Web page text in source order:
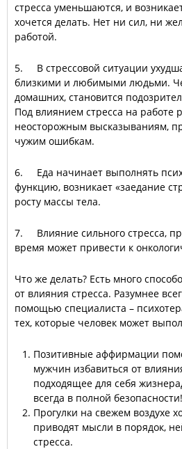
стресса уменьшаются, и
хочется делать. Нет ни сил, ни
работой.
5. В стрессовой ситуации
близкими и любимыми людьми.
домашних, становится
Под влиянием стресса на работе
неосторожным высказываниям,
чужим ошибкам.
6. Еда начинает выполнять
функцию, возникает «заедание
росту массы тела.
7. Влияние сильного стресса,
время может привести к
Что же делать? Есть много
от влияния стресса. Разумнее
помощью специалиста –
тех, которые человек может
Позитивные аффирмации
мужчин избавиться от
подходящее для себя
всегда в полной
Прогулки на свежем воздухе
приводят мысли в порядок,
стресса.